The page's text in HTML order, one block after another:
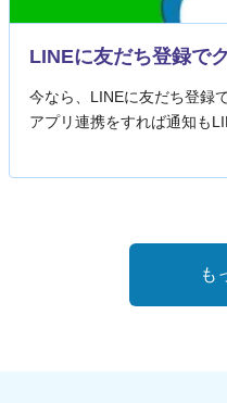
LINEに友だち登録で
今なら、LINEに友だち登録
アプリ連携をすれば通知も
も